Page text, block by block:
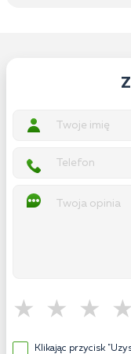
Klikając przycisk